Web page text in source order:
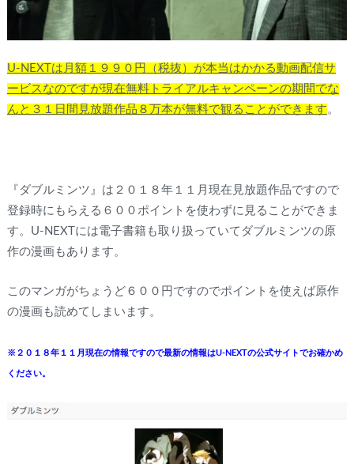
U-NEXTは月額１９９０円（税抜）が本当はかかる動画配信サ
ービスなのですが現在無料トライアルキャンペーンの期間でな
んと３１日間見放題作品８万本が無料で観ることができます。
『ダブルミンツ』は２０１８年１１月現在見放題作品ですので
登録時にもらえる６００ポイントを使わずに見ることができま
す。U-NEXTには電子書籍も取り扱っていてダブルミンツの原
作の漫画もあります。
このマンガがちょうど６００円ですのでポイントを使えば原作
の漫画も読めてしまいます。
※２０１８年１１月現在の情報ですので最新の情報はU-NEXTの公式サイトでお確かめ
ください。